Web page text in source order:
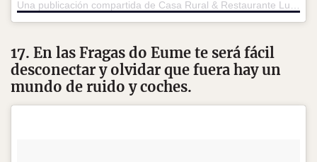
17. En las Fragas do Eume te será fácil
desconectar y olvidar que fuera hay un
mundo de ruido y coches.